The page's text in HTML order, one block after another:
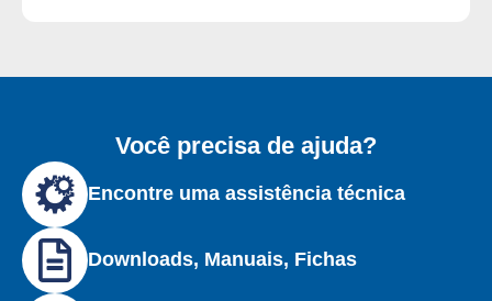
Você precisa de ajuda?
Encontre uma assistência técnica
Downloads, Manuais, Fichas